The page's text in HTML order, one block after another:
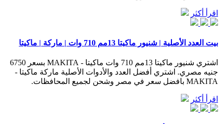
اقرأ أكثر
بيت العدد الأصلية | شنيور ماكيتا 13مم 710 وات | ماركة | ماكيتا
اشتري شنيور ماكيتا 13مم 710 وات ماكيتا - MAKITA بسعر 6750
جنيه مصري. اشتري أفضل العدد والأدوات الأصلية ماركة ماكيتا -
MAKITA بافضل سعر في مصر وشحن لجميع المحافظات.
اقرأ أكثر